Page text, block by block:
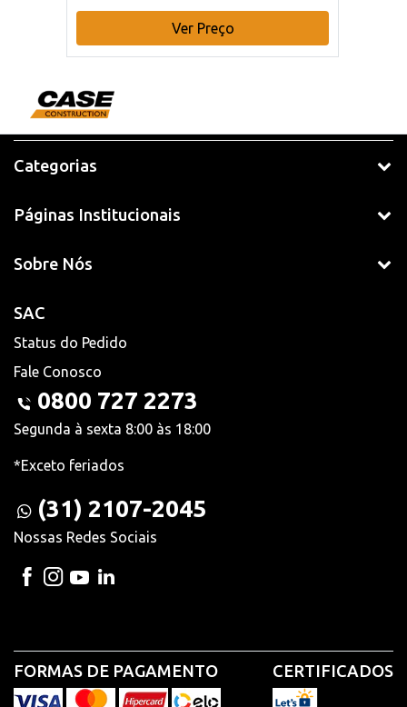
Ver Preço
Categorias
Páginas Institucionais
Sobre Nós
SAC
Status do Pedido
Fale Conosco
0800 727 2273
Segunda à sexta 8:00 às 18:00
*Exceto feriados
(31) 2107-2045
Nossas Redes Sociais
FORMAS DE PAGAMENTO CERTIFICADOS